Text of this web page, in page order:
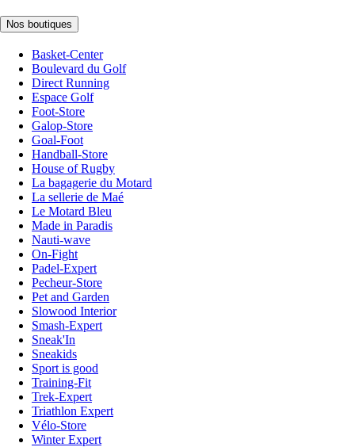
Nos boutiques
Basket-Center
Boulevard du Golf
Direct Running
Espace Golf
Foot-Store
Galop-Store
Goal-Foot
Handball-Store
House of Rugby
La bagagerie du Motard
La sellerie de Maé
Le Motard Bleu
Made in Paradis
Nauti-wave
On-Fight
Padel-Expert
Pecheur-Store
Pet and Garden
Slowood Interior
Smash-Expert
Sneak'In
Sneakids
Sport is good
Training-Fit
Trek-Expert
Triathlon Expert
Vélo-Store
Winter Expert